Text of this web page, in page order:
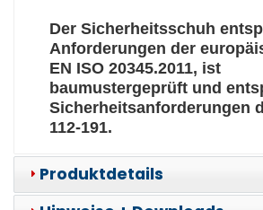
Der Sicherheitsschuh
Anforderungen der
EN ISO 20345.2011, ist
baumustergeprüft und
Sicherheitsanforderungen
112-191.
Produktdetails